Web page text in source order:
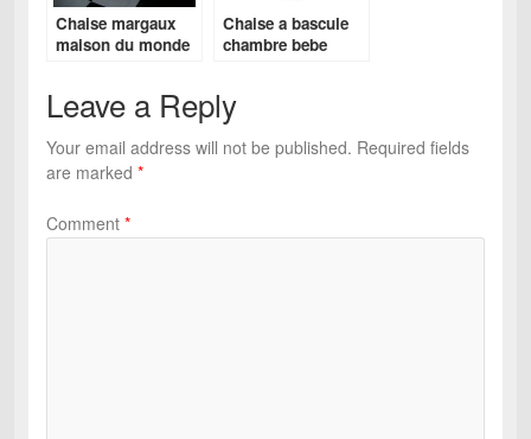
Chaise margaux
maison du monde
Chaise a bascule
chambre bebe
Leave a Reply
Your email address will not be published. Required fields
are marked *
Comment *